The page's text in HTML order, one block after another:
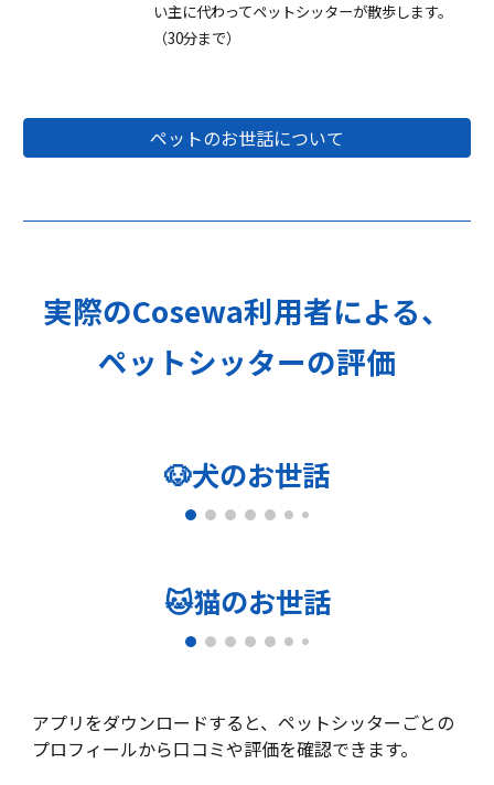
い主に代わってペットシッターが散歩します。
（30分まで）
ペットのお世話について
実際のCosewa利用者による、
ペットシッターの評価
🐶犬のお世話
🐱猫のお世話
アプリをダウンロードすると、ペットシッターごとの
プロフィールから口コミや評価を確認できます。